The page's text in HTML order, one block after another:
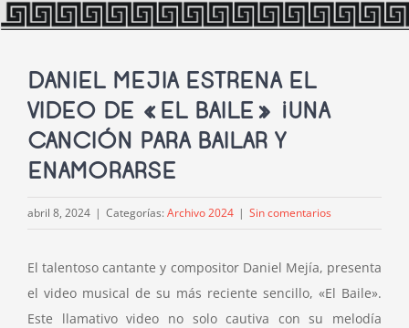
DANIEL MEJIA ESTRENA EL
VIDEO DE «EL BAILE» ¡UNA
CANCIÓN PARA BAILAR Y
ENAMORARSE
abril 8, 2024 | Categorías: Archivo 2024 | Sin comentarios
El talentoso cantante y compositor Daniel Mejía, presenta
el video musical de su más reciente sencillo, «El Baile».
Este llamativo video no solo cautiva con su melodía